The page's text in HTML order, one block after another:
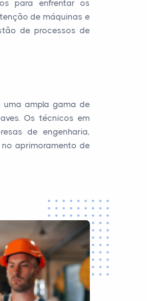
para enfrentar os
de máquinas e
de processos de
uma ampla gama de
Os técnicos em
de engenharia,
aprimoramento de